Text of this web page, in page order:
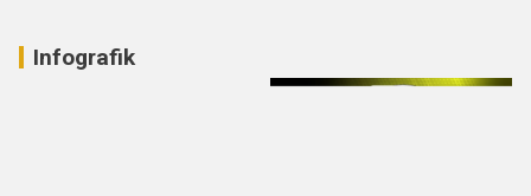
Infografik